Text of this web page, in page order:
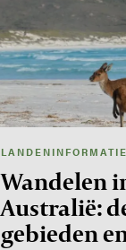
LANDENINFORMATIE
Wandelen
Australië:
gebieden